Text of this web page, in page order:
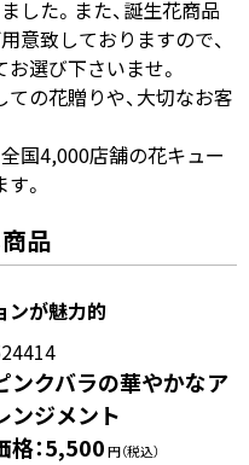
した。また、誕生花商品
意致しておりますので、
選び下さいませ。
の花贈りや、大切なお客
国4,000店舗の花キュー
。
品
ンが魅力的
ンクバラの華やかなア
ンジメント
格：5,500円（税込）